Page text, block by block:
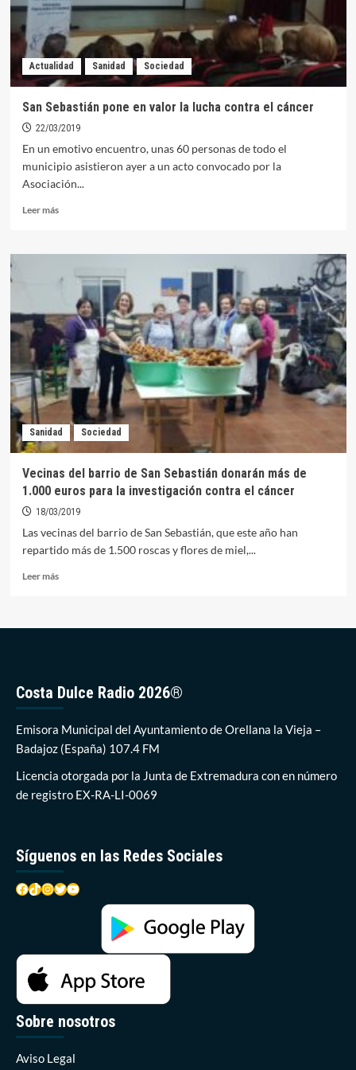
Actualidad Sanidad Sociedad
San Sebastián pone en valor la lucha contra el cáncer
22/03/2019
En un emotivo encuentro, unas 60 personas de todo el
municipio asistieron ayer a un acto convocado por la
Asociación...
Leer másLeer
San
pone
valor
la
lucha
contra
el
cáncer
Sanidad Sociedad
Vecinas del barrio de San Sebastián donarán más de
1.000 euros para la investigación contra el cáncer
18/03/2019
Las vecinas del barrio de San Sebastián, que este año han
repartido más de 1.500 roscas y flores de miel,...
Leer másLeer
Sebastián
donarán
más
1.000
euros
la
cáncer
Costa Dulce Radio 2026®
Emisora Municipal del Ayuntamiento de Orellana la Vieja –
Badajoz (España) 107.4 FM
Licencia otorgada por la Junta de Extremadura con en número
de registro EX-RA-LI-0069
Síguenos en las Redes Sociales
Facebook
TikTok
Instagram
Twitter
YouTube
Sobre nosotros
Aviso Legal